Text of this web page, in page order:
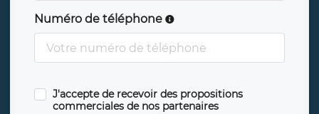
Numéro de téléphone
J'accepte de recevoir des propositions
commerciales de nos partenaires